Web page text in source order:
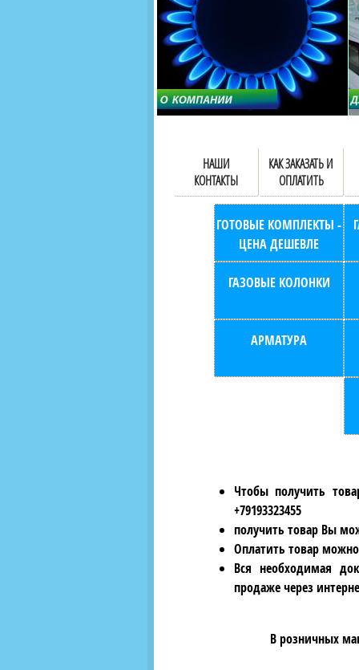
НАШИ
КОНТАКТЫ
КАК ЗАКАЗАТЬ И
ОПЛАТИТЬ
ГОТОВЫЕ КОМПЛЕКТЫ -
ЦЕНА ДЕШЕВЛЕ
ГАЗОВЫЕ КОЛОНКИ
АРМАТУРА
Чтобы получить
+79193323455
получить товар Вы
Оплатить товар
Вся необходимая
продаже через
В розничных